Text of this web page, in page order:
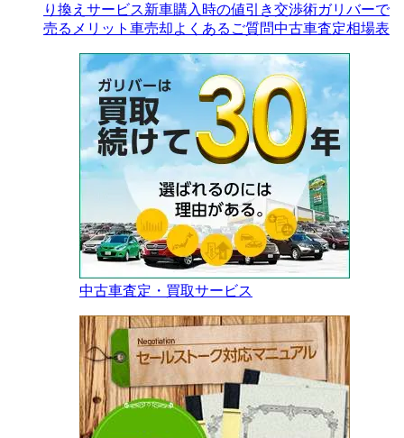
り換えサービス新車購入時の値引き交渉術ガリバーで
売るメリット 車売却よくあるご質問中古車査定相場表
中古車査定・買取サービス